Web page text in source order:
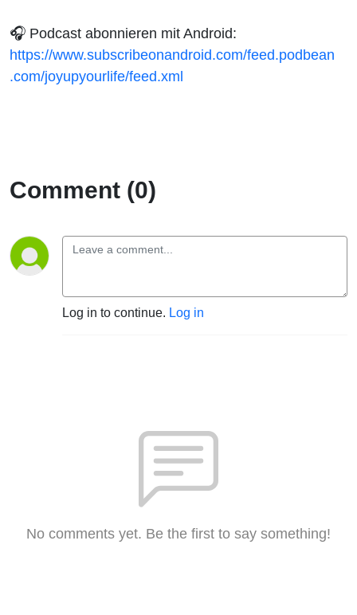
🎧 Podcast abonnieren mit Android:
https://www.subscribeonandroid.com/feed.podbean
.com/joyupyourlife/feed.xml
Comment (0)
Log in to continue. Log in
No comments yet. Be the first to say something!